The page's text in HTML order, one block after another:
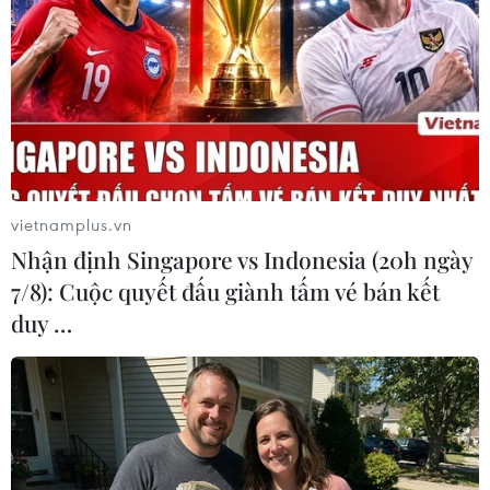
#Vietnam
#Plus Anh Syria
Theo dõi VietnamPlus
TIN LIÊN QUAN
vietnamplus.vn
Nhận định Singapore vs Indonesia (20h ngày
7/8): Cuộc quyết đấu giành tấm vé bán kết
duy …